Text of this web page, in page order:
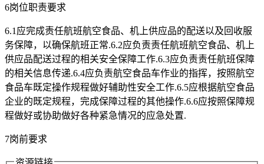
6岗位职责要求
6.1应完成责任航班航空食品、机上供应品的配送以及回收服
务保障，以确保航班正常.6.2应负责责任航班航空食品、机上
供应品配送过程的相关安全保障工作.6.3应负责责任航班保障
的相关信息传递.6.4应负责航空食品车作业的指挥，按照航空
食品车既定操作规程做好辅助性安全工作.6.5应根据航空食品
企业的既定规程，完成保障过程的其他操作.6.6应按照保障规
程做好或协助做好各种紧急情况的应急处置.
7岗前要求